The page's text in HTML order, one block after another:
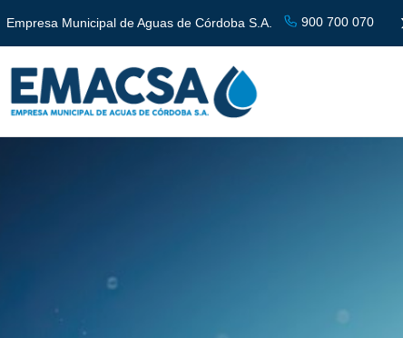
Empresa Municipal de Aguas de Córdoba S.A. 900 700 070